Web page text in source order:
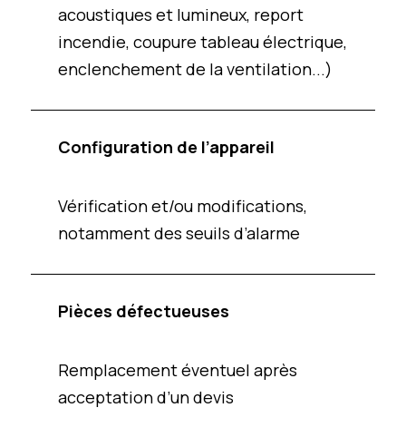
acoustiques et lumineux, report
incendie, coupure tableau électrique,
enclenchement de la ventilation...)
Configuration de l’appareil
Vérification et/ou modifications,
notamment des seuils d’alarme
Pièces défectueuses
Remplacement éventuel après
acceptation d’un devis